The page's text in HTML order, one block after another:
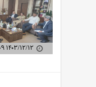
۱۴۰۳/۱۲/۱۲ ۱۳:۰۹